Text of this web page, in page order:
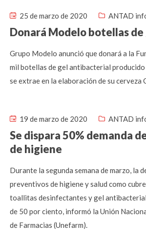
25 de marzo de 2020 ANTAD
Donará Modelo botellas de
Grupo Modelo anunció que donará a la
mil botellas de gel antibacterial
se extrae en la elaboración de su cerveza
19 de marzo de 2020 ANTAD
Se dispara 50% demanda
de higiene
Durante la segunda semana de marzo, la
preventivos de higiene y salud como
toallitas desinfectantes y gel antibacterial
de 50 por ciento, informó la Unión
de Farmacias (Unefarm).